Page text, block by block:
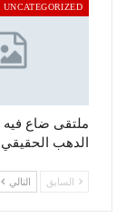
UNCATEGORIZED
ملتقى ضاع
الدهب الحقيقي
السابق التالي